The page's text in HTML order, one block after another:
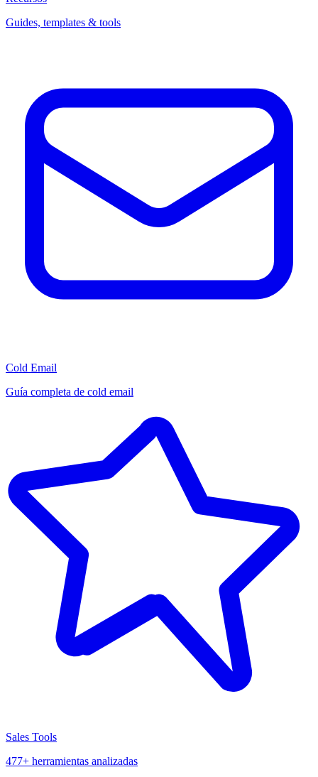
Guides, templates & tools
Cold Email
Guía completa de cold email
Sales Tools
477+ herramientas analizadas